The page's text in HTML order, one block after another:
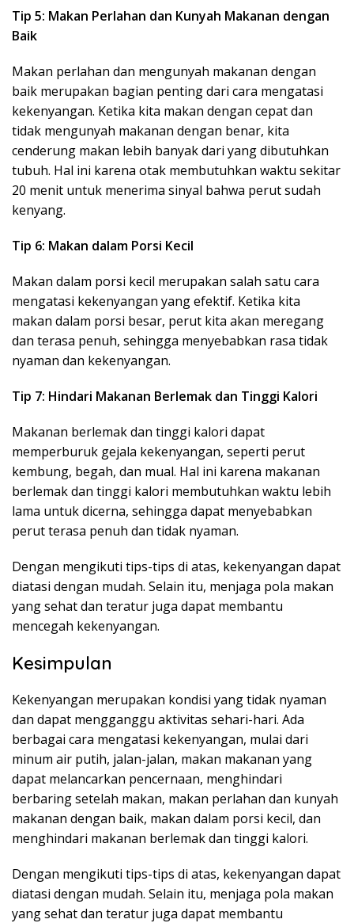
Tip 5: Makan Perlahan dan Kunyah Makanan dengan
Baik
Makan perlahan dan mengunyah makanan dengan
baik merupakan bagian penting dari cara mengatasi
kekenyangan. Ketika kita makan dengan cepat dan
tidak mengunyah makanan dengan benar, kita
cenderung makan lebih banyak dari yang dibutuhkan
tubuh. Hal ini karena otak membutuhkan waktu sekitar
20 menit untuk menerima sinyal bahwa perut sudah
kenyang.
Tip 6: Makan dalam Porsi Kecil
Makan dalam porsi kecil merupakan salah satu cara
mengatasi kekenyangan yang efektif. Ketika kita
makan dalam porsi besar, perut kita akan meregang
dan terasa penuh, sehingga menyebabkan rasa tidak
nyaman dan kekenyangan.
Tip 7: Hindari Makanan Berlemak dan Tinggi Kalori
Makanan berlemak dan tinggi kalori dapat
memperburuk gejala kekenyangan, seperti perut
kembung, begah, dan mual. Hal ini karena makanan
berlemak dan tinggi kalori membutuhkan waktu lebih
lama untuk dicerna, sehingga dapat menyebabkan
perut terasa penuh dan tidak nyaman.
Dengan mengikuti tips-tips di atas, kekenyangan dapat
diatasi dengan mudah. Selain itu, menjaga pola makan
yang sehat dan teratur juga dapat membantu
mencegah kekenyangan.
Kesimpulan
Kekenyangan merupakan kondisi yang tidak nyaman
dan dapat mengganggu aktivitas sehari-hari. Ada
berbagai cara mengatasi kekenyangan, mulai dari
minum air putih, jalan-jalan, makan makanan yang
dapat melancarkan pencernaan, menghindari
berbaring setelah makan, makan perlahan dan kunyah
makanan dengan baik, makan dalam porsi kecil, dan
menghindari makanan berlemak dan tinggi kalori.
Dengan mengikuti tips-tips di atas, kekenyangan dapat
diatasi dengan mudah. Selain itu, menjaga pola makan
yang sehat dan teratur juga dapat membantu